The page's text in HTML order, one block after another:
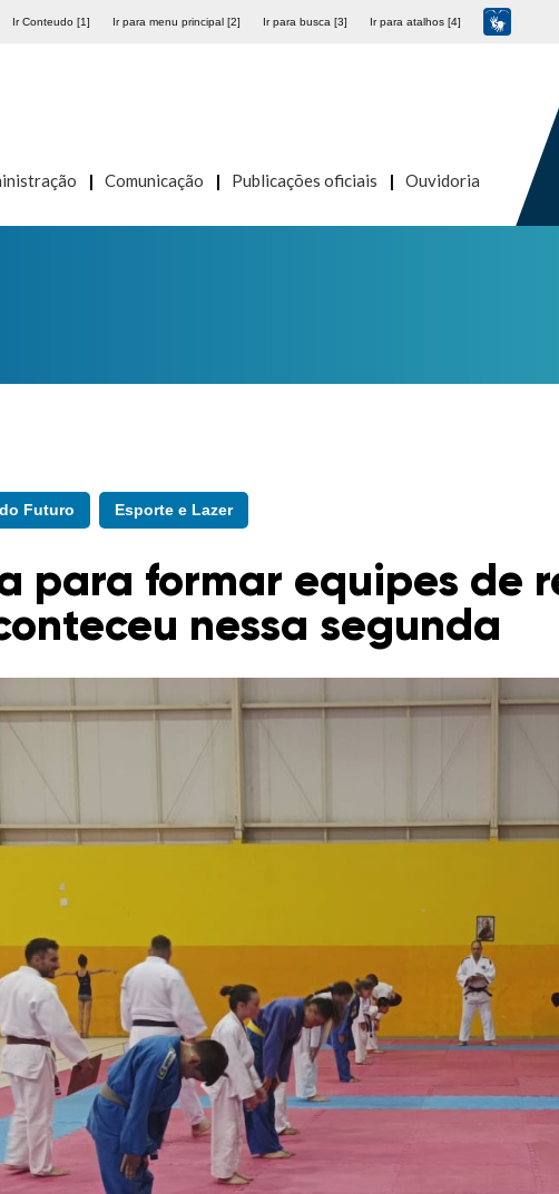
Ir Conteudo [1] Ir para menu principal [2] Ir para busca [3] Ir para atalhos [4]
Comunicação Publicações oficiais Ouvidoria
Futuro Esporte e Lazer
para formar equipes de
nessa segunda